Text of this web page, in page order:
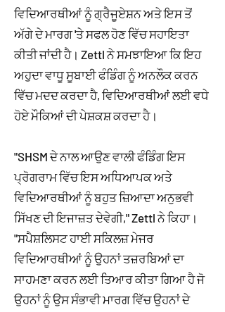
ਵਿਦਿਆਰਥੀਆਂ ਨੂੰ ਗ੍ਰੈਜੂਏਸ਼ਨ ਅਤੇ ਇਸ ਤੋਂ
ਅੱਗੇ ਦੇ ਮਾਰਗ 'ਤੇ ਸਫਲ ਹੋਣ ਵਿੱਚ ਸਹਾਇਤਾ
ਕੀਤੀ ਜਾਂਦੀ ਹੈ। Zettl ਨੇ ਸਮਝਾਇਆ ਕਿ ਇਹ
ਅਹੁਦਾ ਵਾਧੂ ਸੂਬਾਈ ਫੰਡਿੰਗ ਨੂੰ ਅਨਲੌਕ ਕਰਨ
ਵਿੱਚ ਮਦਦ ਕਰਦਾ ਹੈ, ਵਿਦਿਆਰਥੀਆਂ ਲਈ ਵਧੇ
ਹੋਏ ਮੌਕਿਆਂ ਦੀ ਪੇਸ਼ਕਸ਼ ਕਰਦਾ ਹੈ।
"SHSM ਦੇ ਨਾਲ ਆਉਣ ਵਾਲੀ ਫੰਡਿੰਗ ਇਸ
ਪ੍ਰੋਗਰਾਮ ਵਿੱਚ ਇਸ ਅਧਿਆਪਕ ਅਤੇ
ਵਿਦਿਆਰਥੀਆਂ ਨੂੰ ਬਹੁਤ ਜ਼ਿਆਦਾ ਅਨੁਭਵੀ
ਸਿੱਖਣ ਦੀ ਇਜਾਜ਼ਤ ਦੇਵੇਗੀ," Zettl ਨੇ ਕਿਹਾ।
"ਸਪੈਸ਼ਲਿਸਟ ਹਾਈ ਸਕਿਲਜ਼ ਮੇਜਰ
ਵਿਦਿਆਰਥੀਆਂ ਨੂੰ ਉਹਨਾਂ ਤਜ਼ਰਬਿਆਂ ਦਾ
ਸਾਹਮਣਾ ਕਰਨ ਲਈ ਤਿਆਰ ਕੀਤਾ ਗਿਆ ਹੈ ਜੋ
ਉਹਨਾਂ ਨੂੰ ਉਸ ਸੰਭਾਵੀ ਮਾਰਗ ਵਿੱਚ ਉਹਨਾਂ ਦੇ